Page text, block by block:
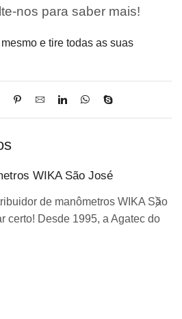
nos para saber mais!
e tire todas as suas
WIKA São José
de manômetros WIKA São
certo! Desde 1995, a Agatec do